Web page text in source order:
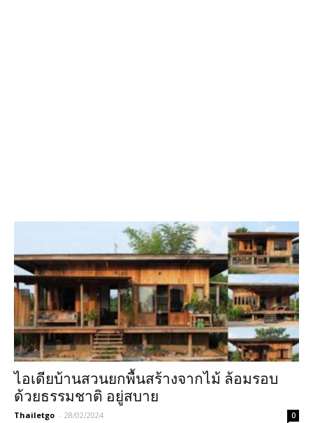
ไอเดียบ้านสวนยกพื้นสร้างจากไม้ ล้อมรอบ
ด้วยธรรมชาติ อยู่สบาย
Thailetgo - 28/02/2024 0